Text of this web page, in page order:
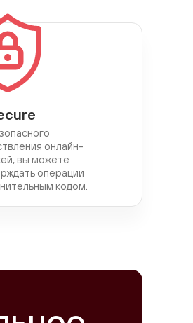
онлайн-
вы можете
операции
кодом.